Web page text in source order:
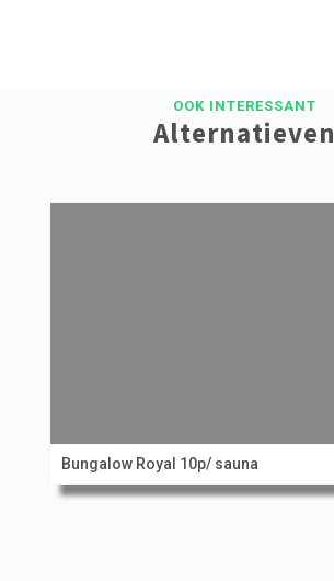
OOK INTERESSANT
Alternatieven
Bungalow Royal 10p/ sauna